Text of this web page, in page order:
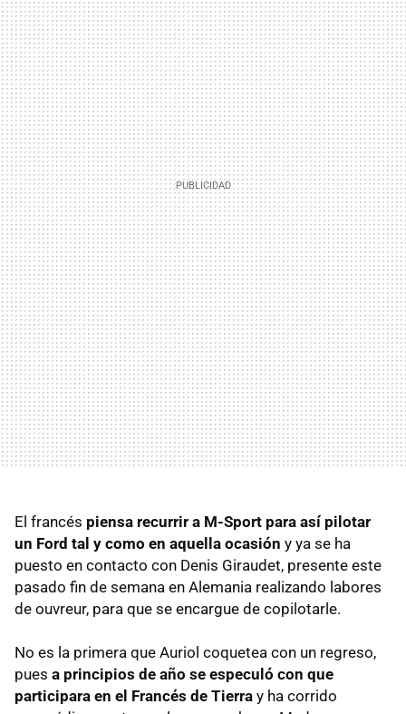
El francés piensa recurrir a M-Sport para así pilotar
un Ford tal y como en aquella ocasión y ya se ha
puesto en contacto con Denis Giraudet, presente este
pasado fin de semana en Alemania realizando labores
de ouvreur, para que se encargue de copilotarle.
No es la primera que Auriol coquetea con un regreso,
pues a principios de año se especuló con que
participara en el Francés de Tierra y ha corrido